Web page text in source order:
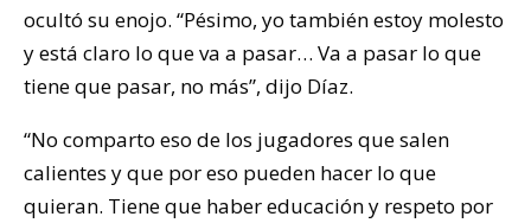
ocultó su enojo. “Pésimo, yo también estoy molesto
y está claro lo que va a pasar… Va a pasar lo que
tiene que pasar, no más”, dijo Díaz.
“No comparto eso de los jugadores que salen
calientes y que por eso pueden hacer lo que
quieran. Tiene que haber educación y respeto por